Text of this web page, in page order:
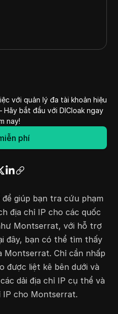
với quản lý đa tài khoản hiệu
bắt đầu với DICloak ngay
nay!
phí
giúp bạn tra cứu phạm
địa chỉ IP cho các quốc
Montserrat, với hỗ trợ
đây, bạn có thể tìm thấy
Montserrat. Chỉ cần nhấp
được liệt kê bên dưới và
dải địa chỉ IP cụ thể và
IP cho Montserrat.